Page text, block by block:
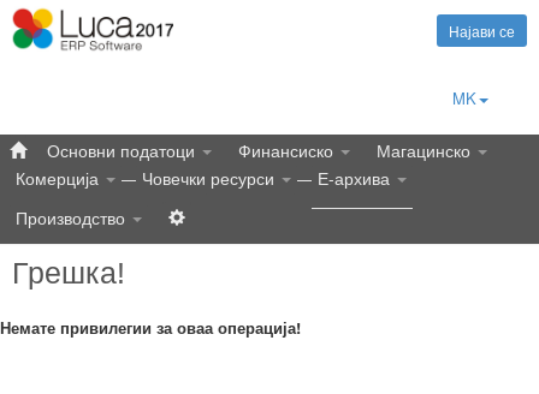
Најави се
MK
Основни податоци Финансиско
Магацинско
Комерција
Човечки ресурси
Е-архива
Производство
Грешка!
Немате привилегии за оваа операција!